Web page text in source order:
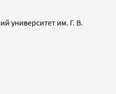
университет им. Г. В.